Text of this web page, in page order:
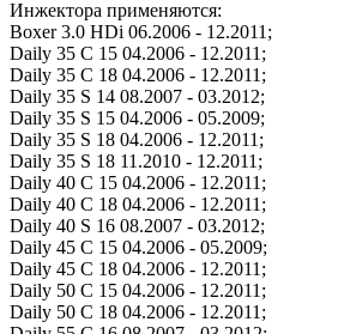
Инжектора применяются:
Boxer 3.0 HDi 06.2006 - 12.2011;
Daily 35 C 15 04.2006 - 12.2011;
Daily 35 C 18 04.2006 - 12.2011;
Daily 35 S 14 08.2007 - 03.2012;
Daily 35 S 15 04.2006 - 05.2009;
Daily 35 S 18 04.2006 - 12.2011;
Daily 35 S 18 11.2010 - 12.2011;
Daily 40 C 15 04.2006 - 12.2011;
Daily 40 C 18 04.2006 - 12.2011;
Daily 40 S 16 08.2007 - 03.2012;
Daily 45 C 15 04.2006 - 05.2009;
Daily 45 C 18 04.2006 - 12.2011;
Daily 50 C 15 04.2006 - 12.2011;
Daily 50 C 18 04.2006 - 12.2011;